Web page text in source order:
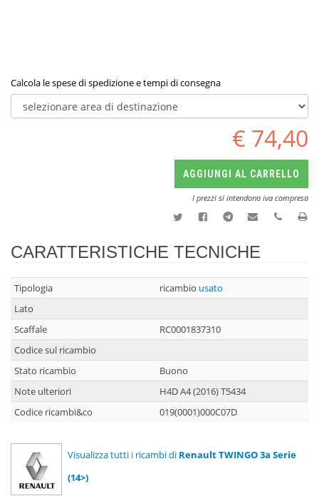
Calcola le spese di spedizione e tempi di consegna
€ 74,40
AGGIUNGI AL CARRELLO
I prezzi si intendono iva compresa
CARATTERISTICHE TECNICHE
Tipologia ricambio usato
Lato
Scaffale
RC0001837310
Codice sul ricambio
Stato ricambio
Buono
Note ulteriori
H4D A4 (2016) T5434
Codice ricambi&co
019(0001)000C07D
Visualizza tutti i ricambi di Renault TWINGO 3a Serie
(14>)